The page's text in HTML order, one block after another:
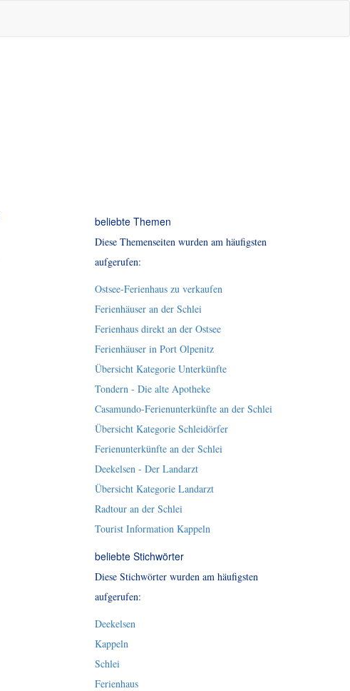
beliebte Themen
Diese Themenseiten wurden am häufigsten
aufgerufen:
Ostsee-Ferienhaus zu verkaufen
Ferienhäuser an der Schlei
Ferienhaus direkt an der Ostsee
Ferienhäuser in Port Olpenitz
Übersicht Kategorie Unterkünfte
Tondern - Die alte Apotheke
Casamundo-Ferienunterkünfte an der Schlei
Übersicht Kategorie Schleidörfer
Ferienunterkünfte an der Schlei
Deekelsen - Der Landarzt
Übersicht Kategorie Landarzt
Radtour an der Schlei
Tourist Information Kappeln
beliebte Stichwörter
Diese Stichwörter wurden am häufigsten
aufgerufen:
Deekelsen
Kappeln
Schlei
Ferienhaus